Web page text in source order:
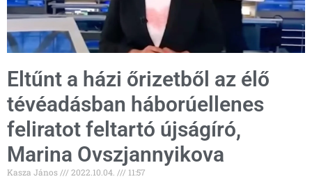
Eltűnt a házi őrizetből az élő
tévéadásban háborúellenes
feliratot feltartó újságíró,
Marina Ovszjannyikova
Kasza János 2022.10.04. 11:57